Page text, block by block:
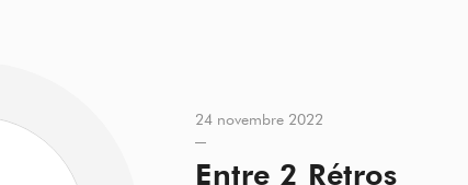
24 novembre 2022
Entre 2 Rétros